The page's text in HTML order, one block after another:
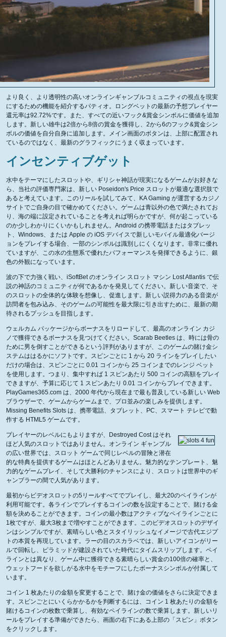
より良く、より透明性の高いオンラインギャンブルコミュニティの視点を現実
にするための機能を紹介するパティオ。ロングベットの最新の予想プレイヤー
還元率は92.72%です。また、すべての近いフック&賞金シンボルに価値を追加
します。新しい雄牛は2倍から8倍の賞金を獲得し、2から6のフック&賞金シン
ボルの価値を自分自身に追加します。メイン画面のボタンは、上部に配置され
ているのではなく、最新のグラフィックにうまく収まっています。
インセンティブゲット
水中をテーマにしたスロットや、ギリシャ神話が現実になるゲームがお好きな
ら、当社の評価専門家は、新しい Poseidon's Price スロットが最適な選択肢で
あると考えています。このリールを試してみて、KA Gaming が運営するカジノ
サイトでご自身の目で確かめてください。ゲームは青以外の色で満たされてお
り、海の端に設定されていることを考えれば明らかですが、何が起こっている
のか少しわかりにくいかもしれません。Android の携帯電話またはタブレッ
ト、Windows、または Apple の iOS デバイスで新しいモバイル最適化バージ
ョンをプレイする場合、一部のシンボルは識別しにくくなります。非常に優れ
ていますが、この水の生態系で優れたパフォーマンスを発揮できるように、銀
色の外観になっています。
波の下で力強く戦い、iSoftBet のオンライン スロット マシン Lost Atlantis で伝
説の神話のコミュニティが何であるかを発見してください。新しい音楽で、そ
のスロットの全体的な体験を想像し、促進します。新しい説得力のある音楽が
訪問者を包み込み、そのゲームの可能性を最大限に引き出すために、最新の期
待されるプッシュを目指します。
ウェルカム パッケージからボーナスをリロードして、最高のオンライン カジ
ノで獲得できるボーナスを見つけてください。Scarab Beetles は、時には骨の
ために男を倒すことができるという評判がありますが、このゲームの賭け金シ
ステムははるかにソフトです。スピンごとに 1 から 20 ラインをプレイしたい
だけの場合は、スピンごとに 0.01 コインから 25 コインまでのレンジ ベット
を使用します。つまり、集中すれば 1 スピンあたり 500 コインの高額をプレイ
できますが、予算に応じて 1 スピンあたり 0.01 コインからプレイできます。
PlayGames365.com は、2000 年代から現在まで最も普及している新しい Web
ブラウザーで、ゲームからゲームまで、プロ並みの楽しみを提供します。
Missing Benefits Slots は、携帯電話、タブレット、PC、スマート テレビで動
作する HTML5 ゲームです。
プレイヤーのレベルにもよりますが、Destroyed Cost はそれ
ほど人気のスロットではありません。オンライン ギャンブル
の広い世界では、スロット ゲームで同じレベルの冒険と潜在
的な特典を提供するゲームはほとんどありません。魅力的なテンプレート、魅
力的なゲームプレイ、そして大勝利のチャンスにより、スロットは世界中のギ
ャンブラーの間で人気があります。
最初からビデオスロットの5リールすべてでプレイし、最大20のペイラインが
利用可能です。各ラインでプレイするコインの数を設定することで、賭ける金
額を決めることができます。コインの最小数はアクティブなペイラインごとに
1枚ですが、最大3枚まで増やすことができます。このビデオスロットのデザイ
ンはシンプルですが、素晴らしい色とスタイリッシュなイメージで古代エジプ
トの本質を再現しています。ラーの目のスカラベでは、新しいアイコンがリー
ルで回転し、ピラミッドが建設されていた時代にタイムスリップします。ペイ
ラインとは異なり、ゲーム中に獲得できる素晴らしい賞金の100倍の確率と、
ウェットフードを欲しがる水中をモチーフにしたボーナスシンボルが付属して
います。
コイン 1 枚あたりの金額を変更することで、賭け金の価値をさらに決定できま
す。スピンごとにいくらかかるかを判断するには、コイン 1 枚あたりの金額を
賭けるコインの枚数で乗算し、有効なペイラインの数で乗算します。新しいリ
ールをプレイする準備ができたら、画面の右下にある上部の「スピン」ボタン
をクリックします。